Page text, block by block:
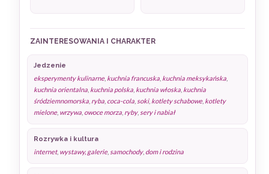
ZAINTERESOWANIA I CHARAKTER
Jedzenie
eksperymenty kulinarne, kuchnia francuska kuchnia meksykańska
kuchnia orientalna kuchnia polska kuchnia włoska kuchnia
śródziemnomorska ryba coca-cola soki, kotlety schabowe, kotlety
mielone, wrzywa owoce morza ryby, sery i nabiał
Rozrywka i kultura
internet, wystawy, galerie, samochody, dom i rodzina